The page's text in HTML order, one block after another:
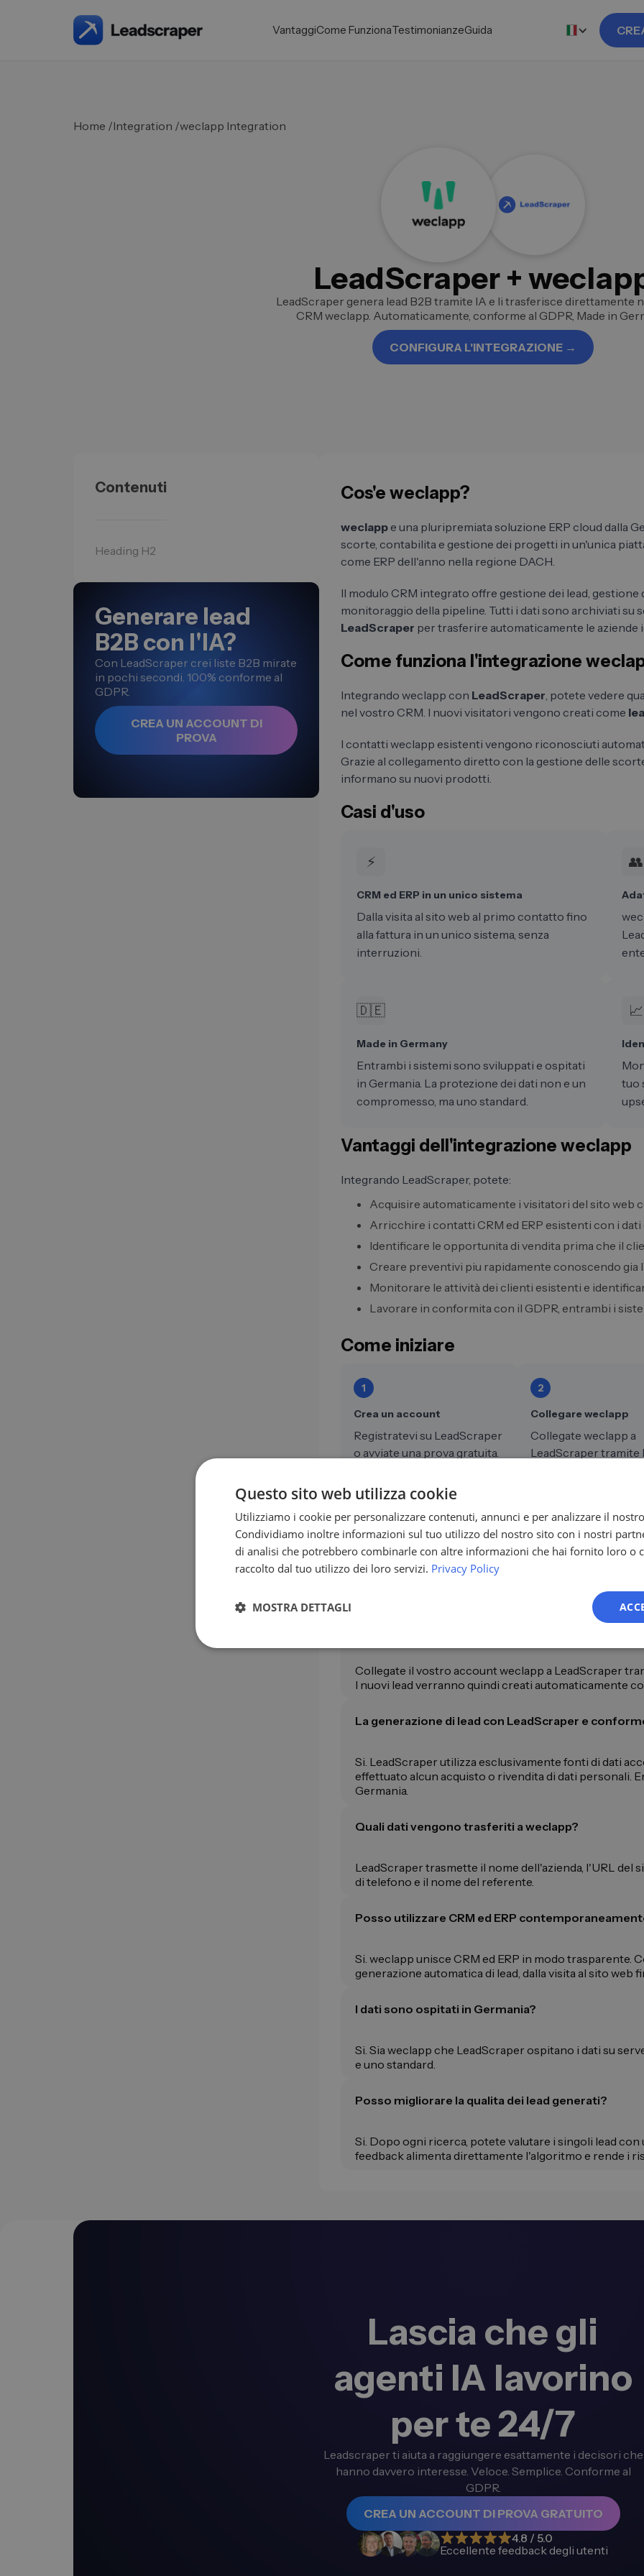
VantaggiCome FunzionaTestimonianzeGuida
Home /Integration /weclapp Integration
LeadScraper +
LeadScraper genera lead B2B tramite IA e li trasferisce direttamente
CRM weclapp. Automaticamente, conforme al GDPR, Made in
CONFIGURA L'INTEGRAZIONE →
Contenuti
Heading H2
Generare lead
B2B con l'IA?
Con LeadScraper crei liste B2B mirate
in pochi secondi. 100% conforme al
GDPR.
CREA UN ACCOUNT DI
PROVA
Cos'e weclapp?
weclapp e una pluripremiata soluzione ERP cloud dalla
scorte, contabilita e gestione dei progetti in un'unica
come ERP dell'anno nella regione DACH.
Il modulo CRM integrato offre gestione dei lead,
monitoraggio della pipeline. Tutti i dati sono archiviati su
LeadScraper per trasferire automaticamente le aziende
Come funziona l'integrazione
Integrando weclapp con LeadScraper, potete vedere
nel vostro CRM. I nuovi visitatori vengono creati come
I contatti weclapp esistenti vengono riconosciuti
Grazie al collegamento diretto con la gestione delle
informano su nuovi prodotti.
Casi d'uso
⚡
CRM ed ERP in un unico sistema
Dalla visita al sito web al primo contatto fino
alla fattura in un unico sistema, senza
interruzioni.
👥
🇩🇪
Made in Germany
Entrambi i sistemi sono sviluppati e ospitati
in Germania. La protezione dei dati non e un
compromesso, ma uno standard.
📈
tuo
Vantaggi dell'integrazione weclapp
Integrando LeadScraper, potete:
Acquisire automaticamente i visitatori del sito web
Arricchire i contatti CRM ed ERP esistenti con i dati
Identificare le opportunita di vendita prima che il
Creare preventivi piu rapidamente conoscendo gia
Monitorare le attività dei clienti esistenti e
Lavorare in conformita con il GDPR, entrambi i
Come iniziare
1
Crea un account
Registratevi su LeadScraper
o avviate una prova gratuita.
2
Collegare weclapp
Collegate weclapp a
LeadScraper tramite
Disponibile con tutti i piani LeadScraper · Vedi i
Domande frequenti sulla
Collegate il vostro account weclapp a LeadScraper
I nuovi lead verranno quindi creati automaticamente
La generazione di lead con LeadScraper e
Si. LeadScraper utilizza esclusivamente fonti di dati
effettuato alcun acquisto o rivendita di dati personali.
Germania.
Quali dati vengono trasferiti a weclapp?
LeadScraper trasmette il nome dell'azienda, l'URL del
di telefono e il nome del referente.
Posso utilizzare CRM ed ERP
Si. weclapp unisce CRM ed ERP in modo trasparente.
generazione automatica di lead, dalla visita al sito web
I dati sono ospitati in Germania?
Si. Sia weclapp che LeadScraper ospitano i dati su
e uno standard.
Posso migliorare la qualita dei lead generati?
Si. Dopo ogni ricerca, potete valutare i singoli lead con
feedback alimenta direttamente l'algoritmo e rende i
Lascia che gli
agenti IA lavorino
per te 24/7
Leadscraper ti aiuta a raggiungere esattamente i decisori che
hanno davvero interesse. Veloce. Semplice. Conforme al
GDPR.
CREA UN ACCOUNT DI PROVA GRATUITO
4.8 / 5.0
Eccellente feedback degli utenti
Questo sito web utilizza cookie
Utilizziamo i cookie per personalizzare contenuti, annunci e per analizzare il
Condividiamo inoltre informazioni sul tuo utilizzo del nostro sito con i nostri
di analisi che potrebbero combinarle con altre informazioni che hai fornito loro o
raccolto dal tuo utilizzo dei loro servizi. Privacy Policy
MOSTRA DETTAGLI